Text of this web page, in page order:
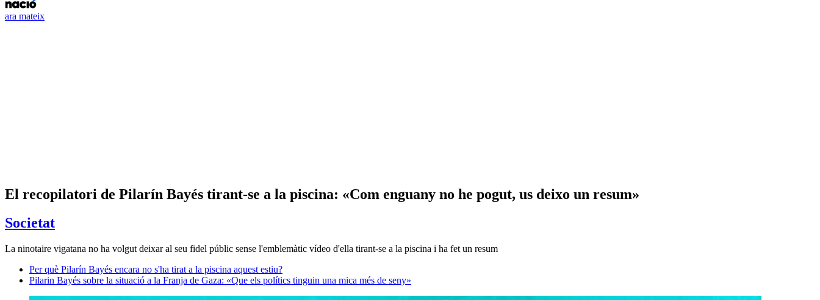
ara mateix
El recopilatori de Pilarín Bayés tirant-se a la piscina: «Com enguany no he pogut, us deixo un resum»
Societat
La ninotaire vigatana no ha volgut deixar al seu fidel públic sense l'emblemàtic vídeo d'ella tirant-se a la piscina i ha fet un resum
Per què Pilarín Bayés encara no s'ha tirat a la piscina aquest estiu?
Pilarin Bayés sobre la situació a la Franja de Gaza: «Que els polítics tinguin una mica més de seny»